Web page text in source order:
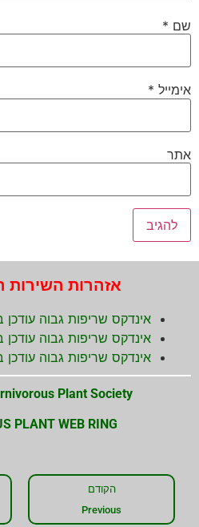
שם *
אימייל *
אתר
אזהרות השירות
אינדקס שריפות גבוה עודכן ב-10/08
אינדקס שריפות גבוה עודכן ב-10/08
אינדקס שריפות גבוה עודכן ב-10/08
Plant Society
PLANT WEB RING
הקודם
Previous